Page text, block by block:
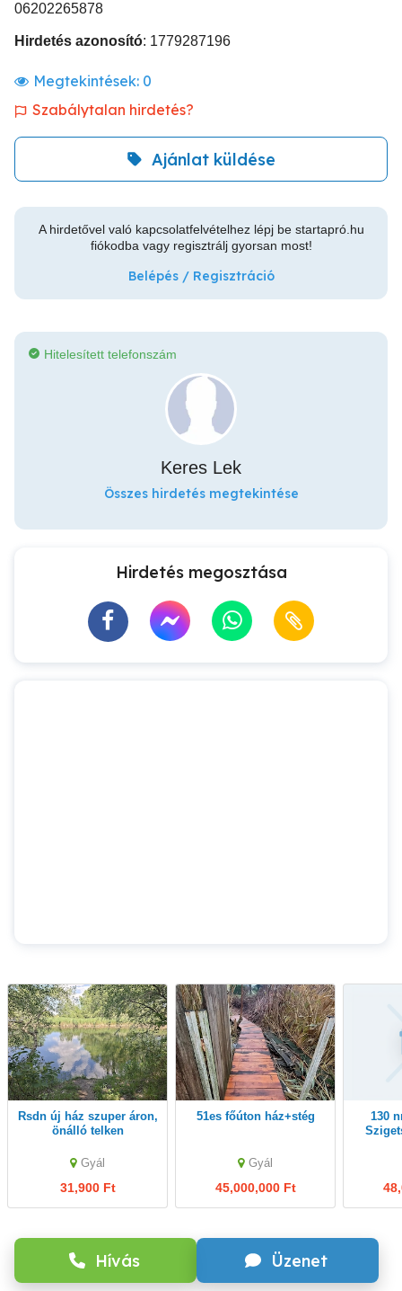
06202265878
Hirdetés azonosító: 1779287196
Megtekintések: 0
Szabálytalan hirdetés?
Ajánlat küldése
A hirdetővel való kapcsolatfelvételhez lépj be startapró.hu
fiókodba vagy regisztrálj gyorsan most!
Belépés / Regisztráció
Hívás Üzenet
Hitelesített telefonszám
Keres Lek
Összes hirdetés megtekintése
Hirdetés megosztása
Rsdn új ház szuper áron,
önálló telken
Gyál
31,900 Ft
51es főúton ház+stég
Gyál
45,000,000 Ft
130 nm ház ár alatt